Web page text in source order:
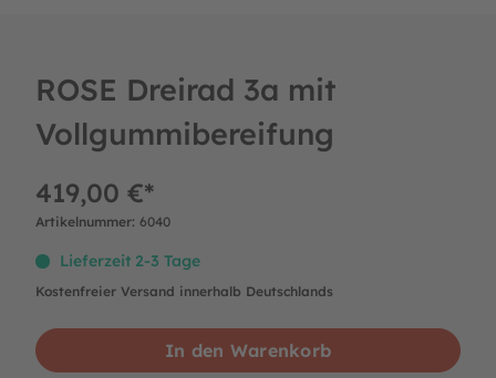
ROSE Dreirad 3a mit
Vollgummibereifung
419,00 €*
Artikelnummer: 6040
Lieferzeit 2-3 Tage
Kostenfreier Versand innerhalb Deutschlands
In den Warenkorb